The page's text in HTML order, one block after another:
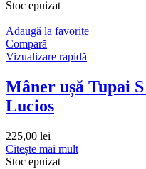
Stoc epuizat
Adaugă la favorite
Compară
Vizualizare rapidă
Mâner ușă Tupai
Lucios
225,00 lei
Citește mai mult
Stoc epuizat